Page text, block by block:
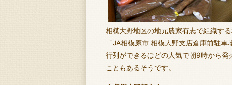
相模大野地区の地元農家有志で組織す
「JA相模原市 相模大野支店倉庫前駐車
行列ができるほどの人気で朝9時から
こともあるそうです。